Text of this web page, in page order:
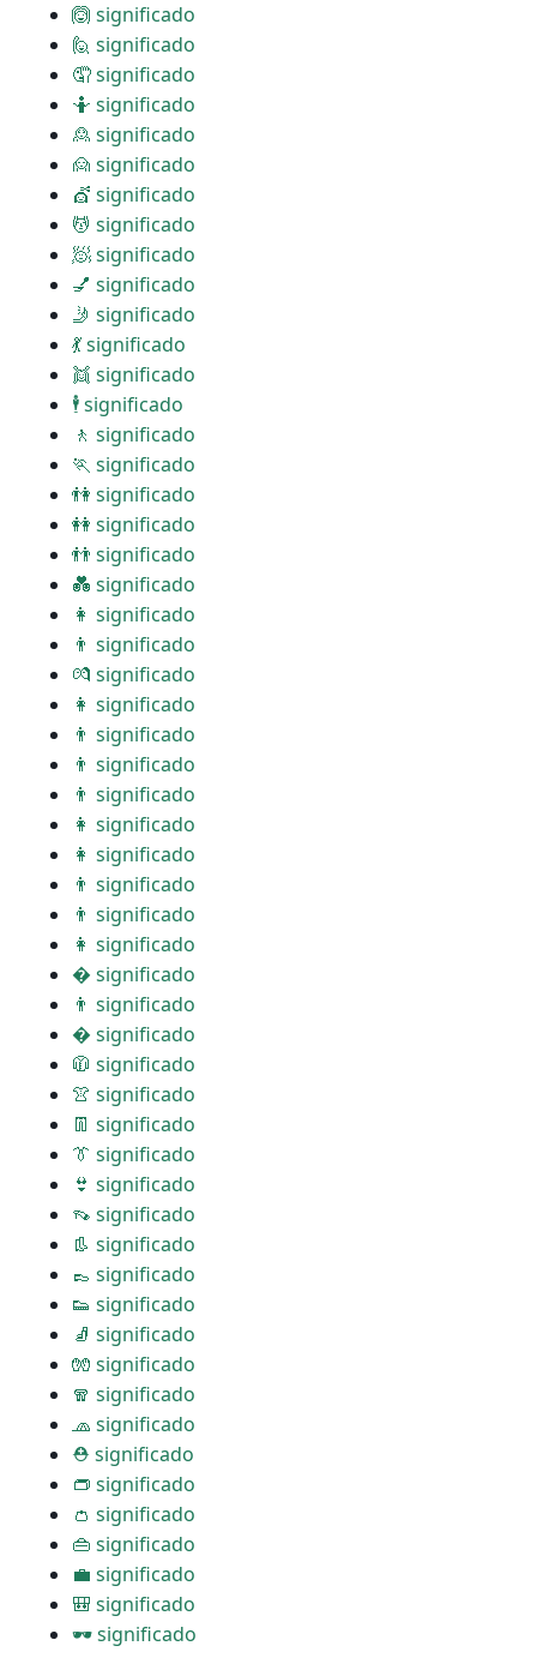
🙆 significado
🙋 significado
🤦 significado
🤷 significado
🙎 significado
🙍 significado
💇 significado
💆 significado
🧖 significado
💅 significado
🤳 significado
💃 significado
👯 significado
🕴 significado
🚶 significado
🏃 significado
👫 significado
👭 significado
👬 significado
💑 significado
👩 significado
👨 significado
💏 significado
👩 significado
👨 significado
👨 significado
👨 significado
👩 significado
👩 significado
👨 significado
👨 significado
👩 significado
� significado
👨 significado
� significado
🧥 significado
👚 significado
👖 significado
👔 significado
👙 significado
👡 significado
👢 significado
👞 significado
👟 significado
🧦 significado
🧤 significado
🧣 significado
🧢 significado
⛑ significado
👝 significado
👛 significado
👜 significado
💼 significado
🎒 significado
🕶 significado